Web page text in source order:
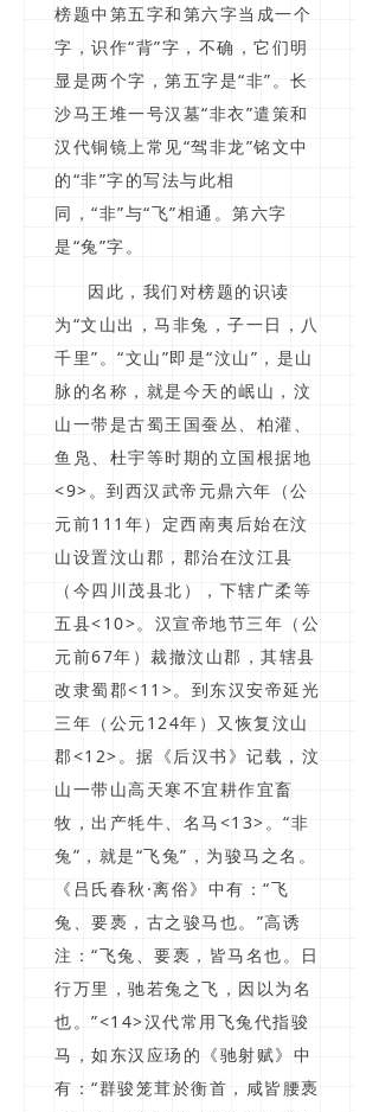
榜题中第五字和第六字当成一个
字，识作“背”字，不确，它们明
显是两个字，第五字是“非”。长
沙马王堆一号汉墓“非衣”遣策和
汉代铜镜上常见“驾非龙”铭文中
的“非”字的写法与此相
同，“非”与“飞”相通。第六字
是“兔”字。
因此，我们对榜题的识读
为“文山出，马非兔，子一日，八
千里”。“文山”即是“汶山”，是山
脉的名称，就是今天的岷山，汶
山一带是古蜀王国蚕丛、柏灌、
鱼凫、杜宇等时期的立国根据地
<9>。到西汉武帝元鼎六年（公
元前111年）定西南夷后始在汶
山设置汶山郡，郡治在汶江县
（今四川茂县北），下辖广柔等
五县<10>。汉宣帝地节三年（公
元前67年）裁撤汶山郡，其辖县
改隶蜀郡<11>。到东汉安帝延光
三年（公元124年）又恢复汶山
郡<12>。据《后汉书》记载，汶
山一带山高天寒不宜耕作宜畜
牧，出产牦牛、名马<13>。“非
兔”，就是“飞兔”，为骏马之名。
《吕氏春秋·离俗》中有：“飞
兔、要褭，古之骏马也。”高诱
注：“飞兔、要褭，皆马名也。日
行万里，驰若兔之飞，因以为名
也。”<14>汉代常用飞兔代指骏
马，如东汉应玚的《驰射赋》中
有：“群骏笼茸於衡首，咸皆腰褭